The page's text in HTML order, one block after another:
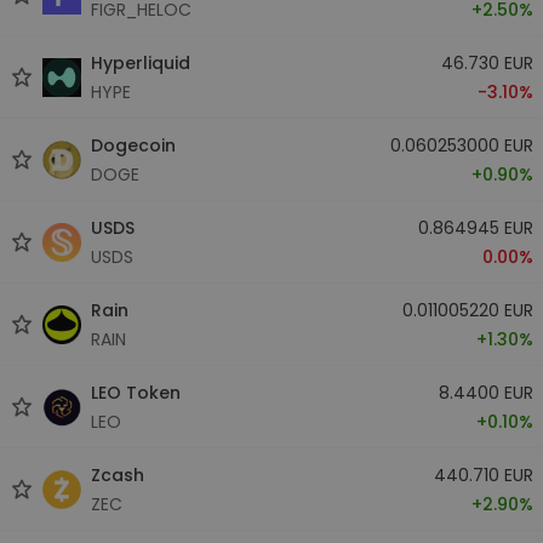
FIGR_HELOC
+2.50%
Hyperliquid
HYPE
46.730 EUR
-3.10%
Dogecoin
DOGE
0.060253000 EUR
+0.90%
USDS
USDS
0.864945 EUR
0.00%
Rain
RAIN
0.011005220 EUR
+1.30%
LEO Token
LEO
8.4400 EUR
+0.10%
Zcash
ZEC
440.710 EUR
+2.90%